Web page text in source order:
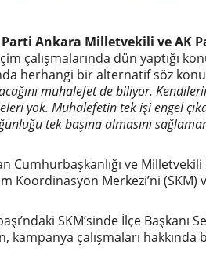
Parti Ankara Milletvekili ve AK
çalışmalarında dün yaptığı
herhangi bir alternatif söz
muhalefet de biliyor.
yok. Muhalefetin tek işi engel
tek başına almasını
Cumhurbaşkanlığı ve
Koordinasyon Merkezi’ni (SKM)
SKM’sinde İlçe
kampanya çalışmaları